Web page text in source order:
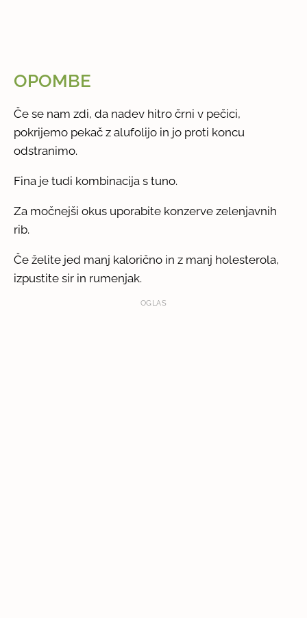
OPOMBE
Če se nam zdi, da nadev hitro črni v pečici,
pokrijemo pekač z alufolijo in jo proti koncu
odstranimo.
Fina je tudi kombinacija s tuno.
Za močnejši okus uporabite konzerve zelenjavnih
rib.
Če želite jed manj kalorično in z manj holesterola,
izpustite sir in rumenjak.
OGLAS